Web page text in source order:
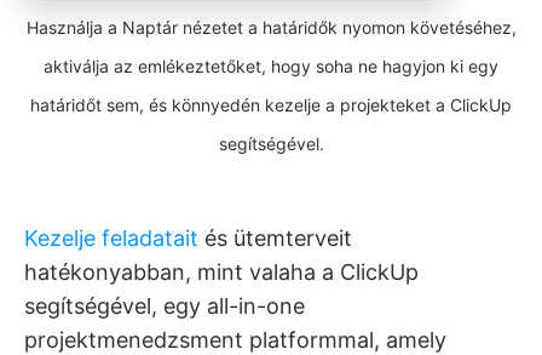
Használja a Naptár nézetet a határidők nyomon követéséhez,
aktiválja az emlékeztetőket, hogy soha ne hagyjon ki egy
határidőt sem, és könnyedén kezelje a projekteket a ClickUp
segítségével.
Kezelje feladatait és ütemterveit
hatékonyabban, mint valaha a ClickUp
segítségével, egy all-in-one
projektmenedzsment platformmal, amely